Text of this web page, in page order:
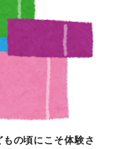
の頃にこそ体験さ